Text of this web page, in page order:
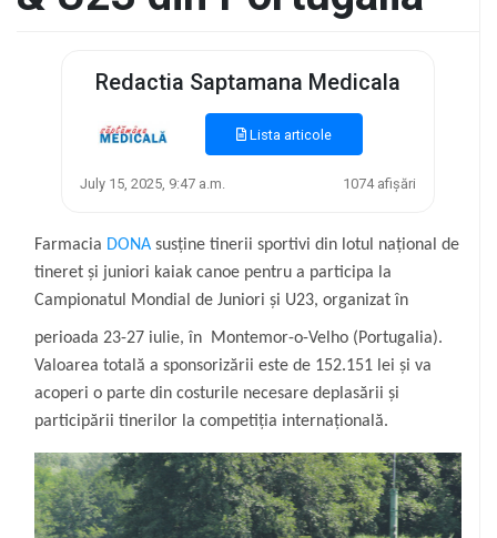
Redactia Saptamana Medicala
Lista articole
July 15, 2025, 9:47 a.m. 1074 afișări
Farmacia DONA susține tinerii sportivi din lotul național de
tineret și juniori kaiak canoe pentru a participa la
Campionatul Mondial de Juniori și U23, organizat în
perioada 23-27 iulie, în
Montemor-o-Velho (Portugalia).
Valoarea totală a sponsorizării este de 152.151 lei și va
acoperi o parte din costurile necesare deplasării și
participării tinerilor la competiția internațională.